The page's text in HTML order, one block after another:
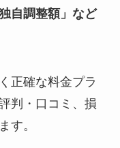
自調整額」など
正確な料金プラ
判・口コミ、損
す。